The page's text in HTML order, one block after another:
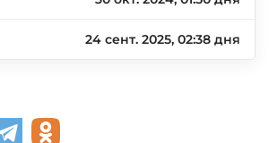
24 сент. 2025, 02:38 дня